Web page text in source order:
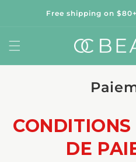
Free shipping on
DE